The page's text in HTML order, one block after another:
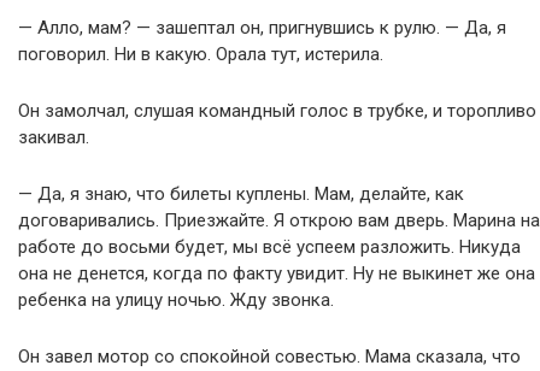
— Алло, мам? — зашептал он, пригнувшись к рулю. — Да, я
поговорил. Ни в какую. Орала тут, истерила.
Он замолчал, слушая командный голос в трубке, и торопливо
закивал.
— Да, я знаю, что билеты куплены. Мам, делайте, как
договаривались. Приезжайте. Я открою вам дверь. Марина на
работе до восьми будет, мы всё успеем разложить. Никуда
она не денется, когда по факту увидит. Ну не выкинет же она
ребенка на улицу ночью. Жду звонка.
Он завел мотор со спокойной совестью. Мама сказала, что